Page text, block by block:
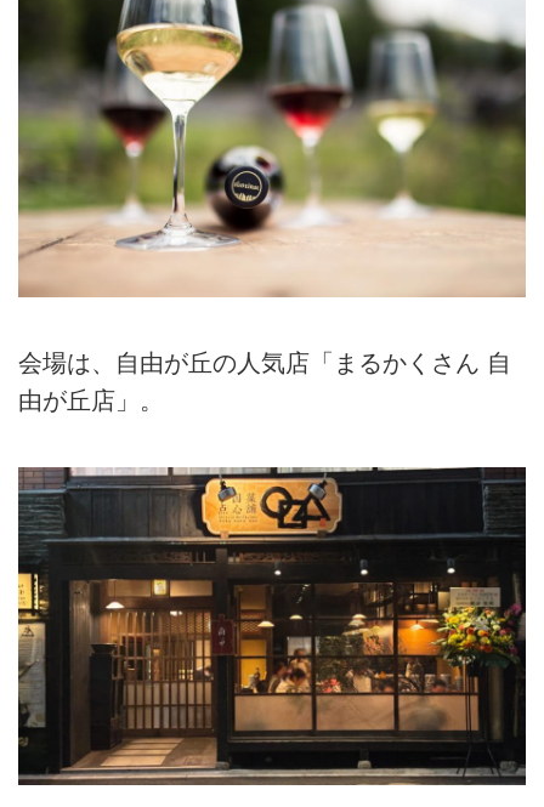
会場は、自由が丘の人気店「まるかくさん 自
由が丘店」。